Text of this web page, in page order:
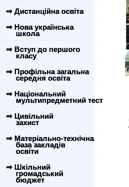
⇒ Дистанційна освіта
⇒ Нова українська
школа
⇒ Вступ до першого
класу
⇒ Профільна загальна
середня освіта
⇒ Національний
мультипредметний тест
⇒ Цивільний
захист
⇒ Матеріально-технічна
база закладів
освіти
⇒ Шкільний
громадський
бюджет